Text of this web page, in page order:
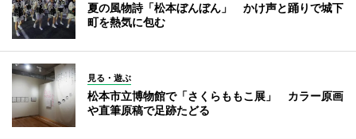
夏の風物詩「松本ぼんぼん」 かけ声と踊りで城下
町を熱気に包む
見る・遊ぶ
松本市立博物館で「さくらももこ展」 カラー原画
や直筆原稿で足跡たどる